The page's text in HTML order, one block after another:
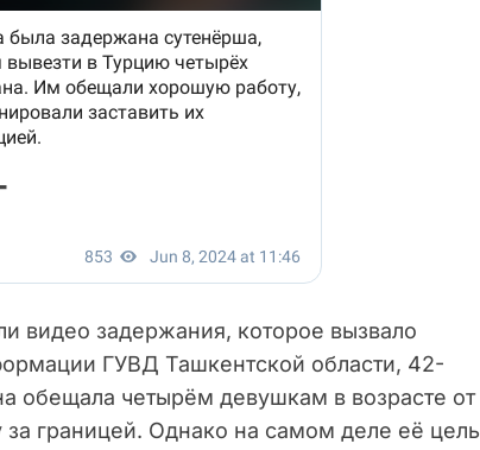
видео задержания, которое вызвало
ГУВД Ташкентской области, 42-
обещала четырём девушкам в возрасте от
границей. Однако на самом деле её цель